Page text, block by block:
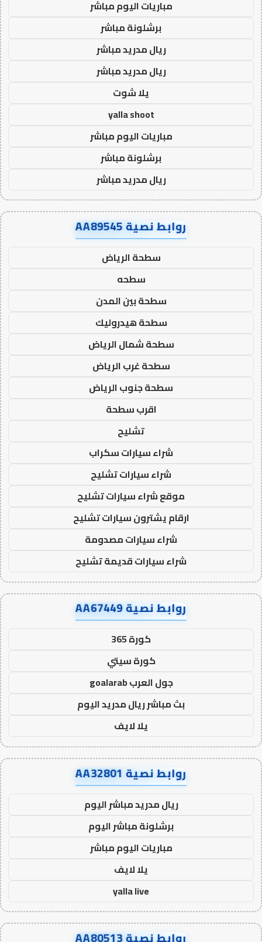
مباريات اليوم مباشر
برشلونة مباشر
ريال مدريد مباشر
ريال مدريد مباشر
يلا شوت
yalla shoot
مباريات اليوم مباشر
برشلونة مباشر
ريال مدريد مباشر
روابط نصية AA89545
سطحة الرياض
سطحه
سطحة بين المدن
سطحة هيدروليك
سطحة شمال الرياض
سطحة غرب الرياض
سطحة جنوب الرياض
اقرب سطحة
تشليح
شراء سيارات سكراب
شراء سيارات تشليح
موقع شراء سيارات تشليح
ارقام يشترون سيارات تشليح
شراء سيارات مصدومة
شراء سيارات قديمة تشليح
روابط نصية AA67449
كورة 365
كورة سيتي
جول العرب goalarab
بث مباشر ريال مدريد اليوم
يلا لايف
روابط نصية AA32801
ريال مدريد مباشر اليوم
برشلونة مباشر اليوم
مباريات اليوم مباشر
يلا لايف
yalla live